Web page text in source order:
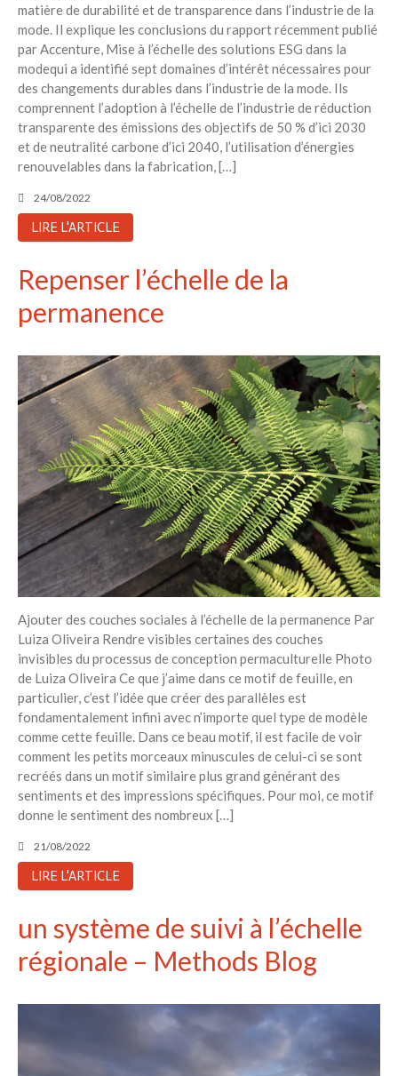
matière de durabilité et de transparence dans l’industrie de la
mode. Il explique les conclusions du rapport récemment publié
par Accenture, Mise à l’échelle des solutions ESG dans la
modequi a identifié sept domaines d’intérêt nécessaires pour
des changements durables dans l’industrie de la mode. Ils
comprennent l’adoption à l’échelle de l’industrie de réduction
transparente des émissions des objectifs de 50 % d’ici 2030
et de neutralité carbone d’ici 2040, l’utilisation d’énergies
renouvelables dans la fabrication, […]
24/08/2022
LIRE L'ARTICLE
Repenser l’échelle de la
permanence
Ajouter des couches sociales à l’échelle de la permanence Par
Luiza Oliveira Rendre visibles certaines des couches
invisibles du processus de conception permaculturelle Photo
de Luiza Oliveira Ce que j’aime dans ce motif de feuille, en
particulier, c’est l’idée que créer des parallèles est
fondamentalement infini avec n’importe quel type de modèle
comme cette feuille. Dans ce beau motif, il est facile de voir
comment les petits morceaux minuscules de celui-ci se sont
recréés dans un motif similaire plus grand générant des
sentiments et des impressions spécifiques. Pour moi, ce motif
donne le sentiment des nombreux […]
21/08/2022
LIRE L'ARTICLE
un système de suivi à l’échelle
régionale – Methods Blog